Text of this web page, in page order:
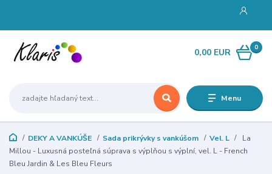
Menu
0
0,00 EUR
DEKY A VANKÚŠE Sada prikrývky s vankúšom Vel. L
La
Millou - Luxusná posteľná súprava s výplňou s výplní, vel. L - French
Bleu Jardin & Les Bleu Fleurs